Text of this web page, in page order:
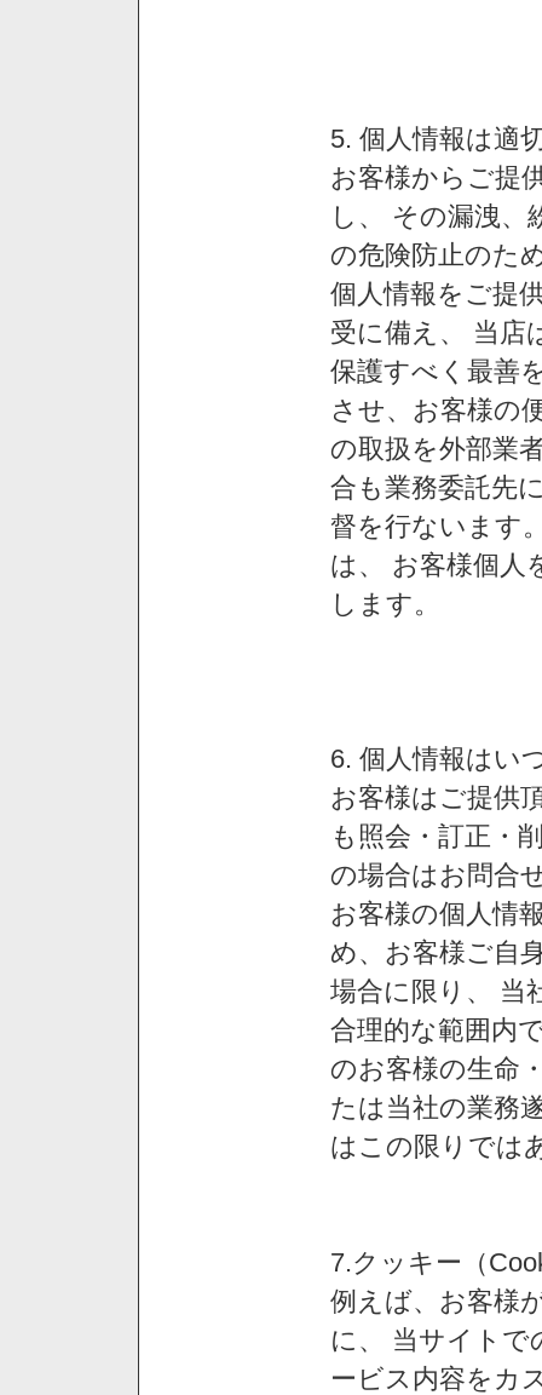
5. 個人情報は適
お客様からご提
し、 その漏洩、
の危険防止のた
個人情報をご提
受に備え、 当店
保護すべく最善
させ、お客様の
の取扱を外部業
合も業務委託先
督を行ないます
は、 お客様個人
します。
6. 個人情報はい
お客様はご提供
も照会・訂正・
の場合はお問合
お客様の個人情
め、お客様ご自
場合に限り、 当
合理的な範囲内
のお客様の生命
たは当社の業務
はこの限りでは
7.クッキー（
例えば、お客様
に、 当サイトで
ービス内容をカ